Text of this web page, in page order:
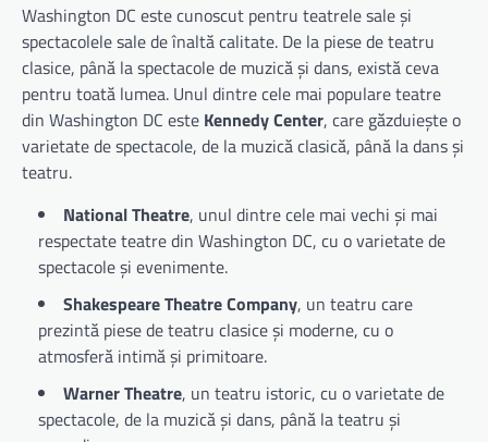
Washington DC este cunoscut pentru teatrele sale și
spectacolele sale de înaltă calitate. De la piese de teatru
clasice, până la spectacole de muzică și dans, există ceva
pentru toată lumea. Unul dintre cele mai populare teatre
din Washington DC este Kennedy Center, care găzduiește o
varietate de spectacole, de la muzică clasică, până la dans și
teatru.
National Theatre, unul dintre cele mai vechi și mai
respectate teatre din Washington DC, cu o varietate de
spectacole și evenimente.
Shakespeare Theatre Company, un teatru care
prezintă piese de teatru clasice și moderne, cu o
atmosferă intimă și primitoare.
Warner Theatre, un teatru istoric, cu o varietate de
spectacole, de la muzică și dans, până la teatru și